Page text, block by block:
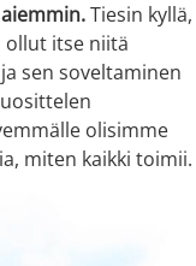
Tiesin kyllä,
ollut itse niitä
sen soveltaminen
olisimme
miten kaikki toimii.